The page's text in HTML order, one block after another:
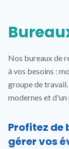
Nos bureaux de
à vos besoins :
groupe de
modernes et
Profitez de
gérer vos